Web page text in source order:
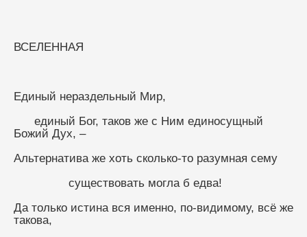
ВСЕЛЕННАЯ
Единый нераздельный Мир,
Божий Дух, –
Альтернатива же хоть сколько-то разумная сему
                существовать могла б едва!
Да только истина вся именно, по-видимому, всё же
такова,